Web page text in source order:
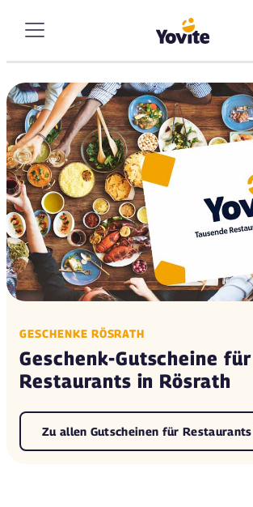
GESCHENKE RÖSRATH
Geschenk-Gutscheine für
Restaurants in Rösrath
Zu allen Gutscheinen für